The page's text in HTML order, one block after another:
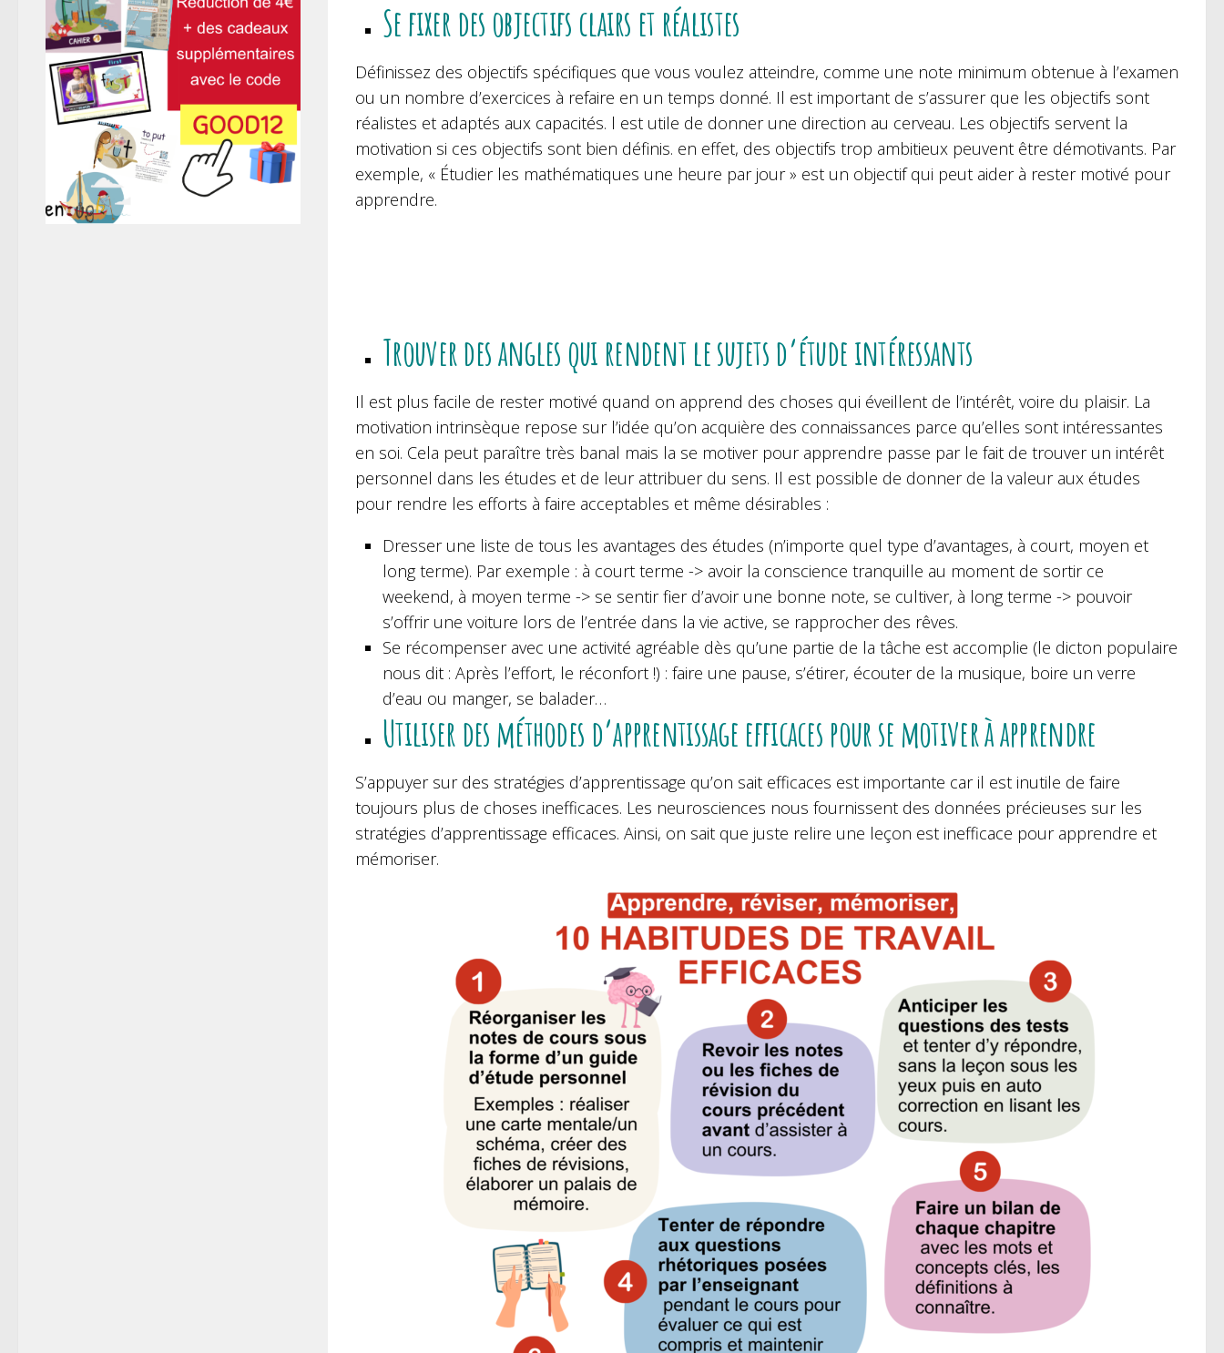
Se fixer des objectifs clairs et réalistes
Définissez des objectifs spécifiques que vous voulez atteindre, comme une note minimum obtenue à l’examen
ou un nombre d’exercices à refaire en un temps donné. Il est important de s’assurer que les objectifs sont
réalistes et adaptés aux capacités. l est utile de donner une direction au cerveau. Les objectifs servent la
motivation si ces objectifs sont bien définis. en effet, des objectifs trop ambitieux peuvent être démotivants. Par
exemple, « Étudier les mathématiques une heure par jour » est un objectif qui peut aider à rester motivé pour
apprendre.
Trouver des angles qui rendent le sujets d’étude intéressants
Il est plus facile de rester motivé quand on apprend des choses qui éveillent de l’intérêt, voire du plaisir. La
motivation intrinsèque repose sur l’idée qu’on acquière des connaissances parce qu’elles sont intéressantes
en soi. Cela peut paraître très banal mais la se motiver pour apprendre passe par le fait de trouver un intérêt
personnel dans les études et de leur attribuer du sens. Il est possible de donner de la valeur aux études
pour rendre les efforts à faire acceptables et même désirables :
Dresser une liste de tous les avantages des études (n’importe quel type d’avantages, à court, moyen et
long terme). Par exemple : à court terme -> avoir la conscience tranquille au moment de sortir ce
weekend, à moyen terme -> se sentir fier d’avoir une bonne note, se cultiver, à long terme -> pouvoir
s’offrir une voiture lors de l’entrée dans la vie active, se rapprocher des rêves.
Se récompenser avec une activité agréable dès qu’une partie de la tâche est accomplie (le dicton populaire
nous dit : Après l’effort, le réconfort !) : faire une pause, s’étirer, écouter de la musique, boire un verre
d’eau ou manger, se balader…
Utiliser des méthodes d’apprentissage efficaces pour se motiver à apprendre
S’appuyer sur des stratégies d’apprentissage qu’on sait efficaces est importante car il est inutile de faire
toujours plus de choses inefficaces. Les neurosciences nous fournissent des données précieuses sur les
stratégies d’apprentissage efficaces. Ainsi, on sait que juste relire une leçon est inefficace pour apprendre et
mémoriser.